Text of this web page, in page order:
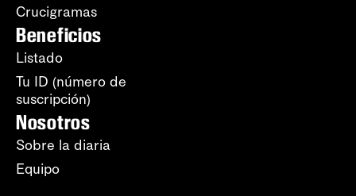
Crucigramas
Beneficios
Listado
Tu ID (número de
suscripción)
Nosotros
Sobre la diaria
Equipo